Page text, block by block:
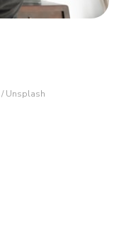
/ Unsplash